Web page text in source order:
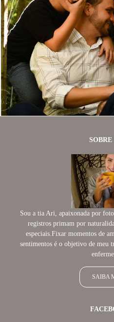
931
Sou a tia Ari, apaixonada por
registros primam por
especiais.Fixar momentos de
sentimentos é o objetivo de meu
SAIBA